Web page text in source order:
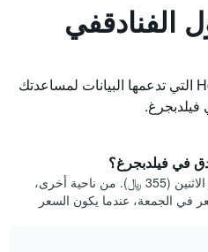
الفنادقفي
استخدم نصائح HotelsCombined التي تدعمها البيانات لمساعدتك
فيلدبجرغ.
في فيلدبجرغ؟
أرخص يوم للإقامة في فيلدبجرغ هو الاثنين (355 ﷼). من ناحية أخرى،
في الجمعة، عندما يكون السعر